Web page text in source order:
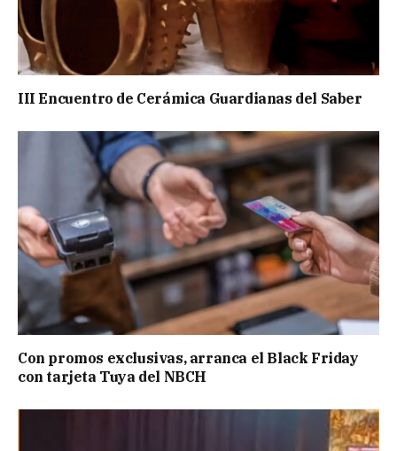
III Encuentro de Cerámica Guardianas del Saber
Con promos exclusivas, arranca el Black Friday
con tarjeta Tuya del NBCH